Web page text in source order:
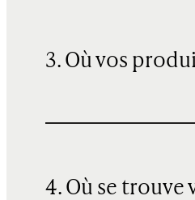
3. Où vos
4. Où se trouve